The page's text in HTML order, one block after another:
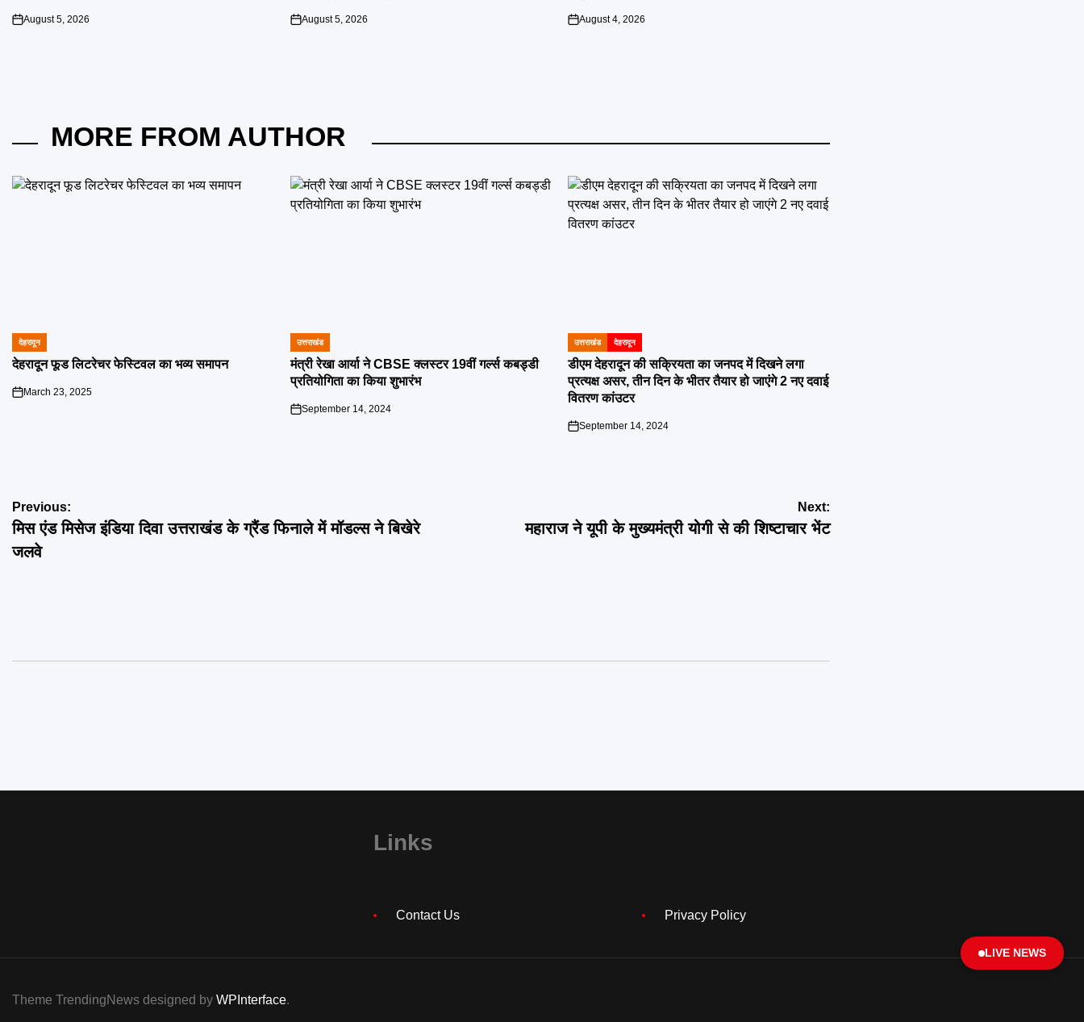
on
August 5, 2026
on
August 5, 2026
on
August 4, 2026
MORE FROM AUTHOR
POSTED
IN
देहरादून
देहरादून फूड लिटरेचर फेस्टिवल का भव्य समापन
on
March 23, 2025
POSTED
IN
उत्तराखंड
मंत्री रेखा आर्या ने CBSE क्लस्टर 19वीं गर्ल्स कबड्डी
प्रतियोगिता का किया शुभारंभ
on
September 14, 2024
POSTED
IN
उत्तराखंड देहरादून
डीएम देहरादून की सक्रियता का जनपद में दिखने लगा
प्रत्यक्ष असर, तीन दिन के भीतर तैयार हो जाएंगे 2 नए दवाई
वितरण कांउटर
on
September 14, 2024
Post
navigation
Previous:
मिस एंड मिसेज इंडिया दिवा उत्तराखंड के ग्रैंड फिनाले में मॉडल्स ने बिखेरे
जलवे
Next:
महाराज ने यूपी के मुख्यमंत्री योगी से की शिष्टाचार भेंट
Links
Contact Us Privacy Policy
Theme TrendingNews designed by WPInterface.
LIVE NEWS